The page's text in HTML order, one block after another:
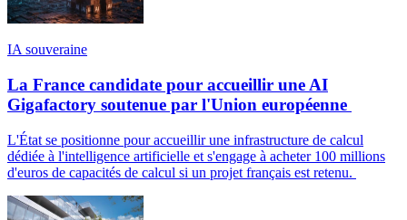
IA souveraine
La France candidate pour accueillir une AI
Gigafactory soutenue par l'Union européenne
L'État se positionne pour accueillir une infrastructure de calcul
dédiée à l'intelligence artificielle et s'engage à acheter 100 millions
d'euros de capacités de calcul si un projet français est retenu.